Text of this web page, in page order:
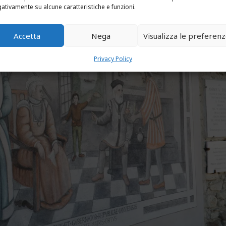
su alcune caratteristiche e funzioni.
Accetta Nega Visualizza le
Privacy Policy